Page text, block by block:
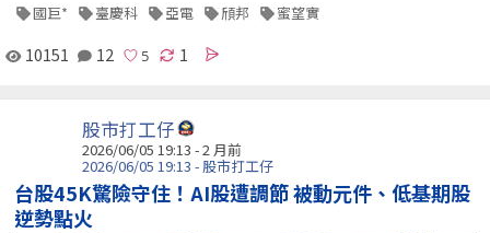
國巨* 臺慶科 亞電 頎邦 蜜望實
10151 12 1
股市打工仔
2026/06/05 19:13 - 2 月前
2026/06/05 19:13 - 股市打工仔
台股45K驚險守住！AI股遭調節 被動元件、低基期股
逆勢點火